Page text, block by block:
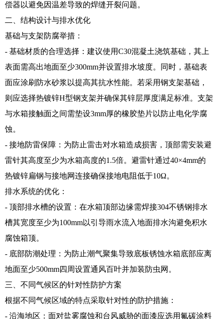
偿器以避免因温差导致的焊缝开裂问题。
二、结构设计与排水优化
基础与支架防腐举措：
- 基础材质的合理选择：建议使用C30混凝土浇筑基础，其上
表面需高出地面至少300mm并设置排水坡度。同时，基础表
面应涂刷防水砂浆以提高其抗水性能。若采用钢支架基础，
则应选择热镀锌H型钢支架并确保其锌层厚度满足标准。支架
与水箱接触面之间需垫设3mm厚的橡胶垫片以防止电化学腐
蚀。
- 接地防雷保障：为防止雷击对水箱造成损害，顶部需安装避
雷针其高度至少为水箱高度的1.5倍。避雷针通过40×4mm的
热镀锌扁钢与接地网连接确保接地电阻低于10Ω。
排水系统的优化：
- 顶部排水槽的设置：在水箱顶部边缘需焊接304不锈钢排水
槽其宽度至少为100mm以引导雨水流入地面排水沟避免积水
腐蚀箱顶。
- 底部防潮处理：为防止潮气聚集导致底板锈蚀水箱底部应离
地面至少500mm四周设置通风百叶并加装防虫网。
三、不同气候区的针对性防护方案
根据不同气候区域的特点采取针对性的防护措施：
- 沿海地区：面对盐雾腐蚀和台风威胁的面漆应选用氟碳涂料